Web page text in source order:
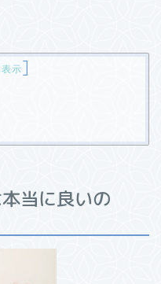
示]
当に良いの